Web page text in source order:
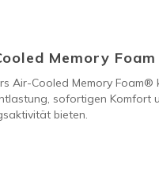
Memory Foam
Air-Cooled Memory Foam®
sofortigen Komfort
bieten.